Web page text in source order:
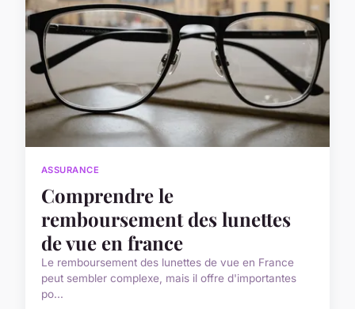
ASSURANCE
Comprendre le
remboursement des lunettes
de vue en france
Le remboursement des lunettes de vue en France
peut sembler complexe, mais il offre d'importantes
po...